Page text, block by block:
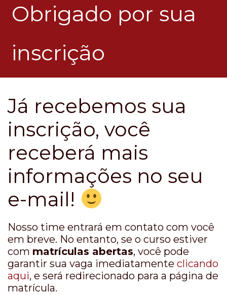
Obrigado por sua
inscrição
Já recebemos sua
inscrição, você
receberá mais
informações no seu
e-mail!
Nosso time entrará em contato com você
em breve. No entanto, se o curso estiver
com matrículas abertas, você pode
garantir sua vaga imediatamente clicando
aqui, e será redirecionado para a página de
matrícula.